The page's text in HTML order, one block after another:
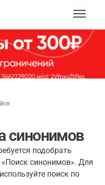
синонимов
подобрать
синонимов». Для
поиск по